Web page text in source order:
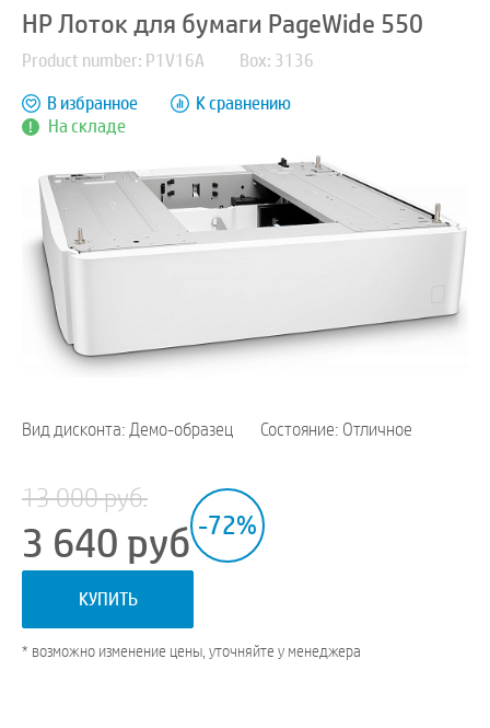
HP Лоток для бумаги PageWide 550
Product number: P1V16A Box: 3136
На складе
В избранное К сравнению
Вид дисконта: Демо-образец Состояние: Отличное
13 000 руб.
3 640 руб -72%
КУПИТЬ
* возможно изменение цены, уточняйте у менеджера